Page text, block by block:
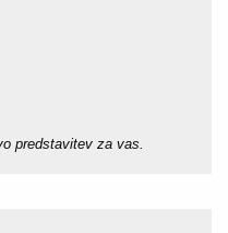
predstavitev za vas.